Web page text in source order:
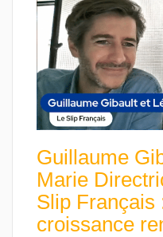
Guillaume
Marie
Slip Français
croissance